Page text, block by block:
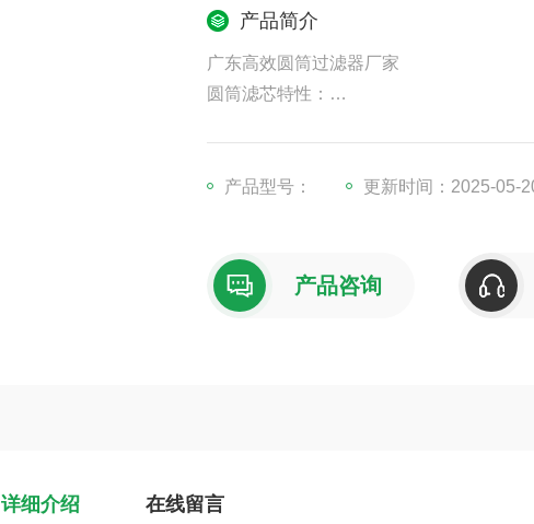
产品简介
广东高效圆筒过滤器厂家
圆筒滤芯特性：
3、360度进出风，过滤更均匀，过滤效率
产品型号： 更新时间：2025-05-
产品咨询
详细介绍 在线留言